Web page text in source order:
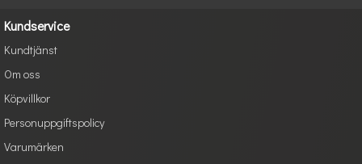
Kundservice
Kundtjänst
Om oss
Köpvillkor
Personuppgiftspolicy
Varumärken